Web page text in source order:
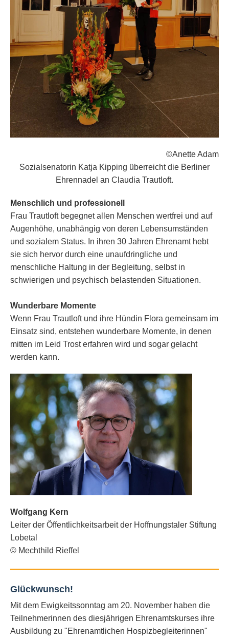
©Anette Adam
Sozialsenatorin Katja Kipping überreicht die Berliner
Ehrennadel an Claudia Trautloft.
Menschlich und professionell
Frau Trautloft begegnet allen Menschen wertfrei und auf
Augenhöhe, unabhängig von deren Lebensumständen
und sozialem Status. In ihren 30 Jahren Ehrenamt hebt
sie sich hervor durch eine unaufdringliche und
menschliche Haltung in der Begleitung, selbst in
schwierigen und psychisch belastenden Situationen.
Wunderbare Momente
Wenn Frau Trautloft und ihre Hündin Flora gemeinsam im
Einsatz sind, entstehen wunderbare Momente, in denen
mitten im Leid Trost erfahren wird und sogar gelacht
werden kann.
Wolfgang Kern
Leiter der Öffentlichkeitsarbeit der Hoffnungstaler Stiftung
Lobetal
© Mechthild Rieffel
Glückwunsch!
Mit dem Ewigkeitssonntag am 20. November haben die
Teilnehmerinnen des diesjährigen Ehrenamtskurses ihre
Ausbildung zu "Ehrenamtlichen Hospizbegleiterinnen"